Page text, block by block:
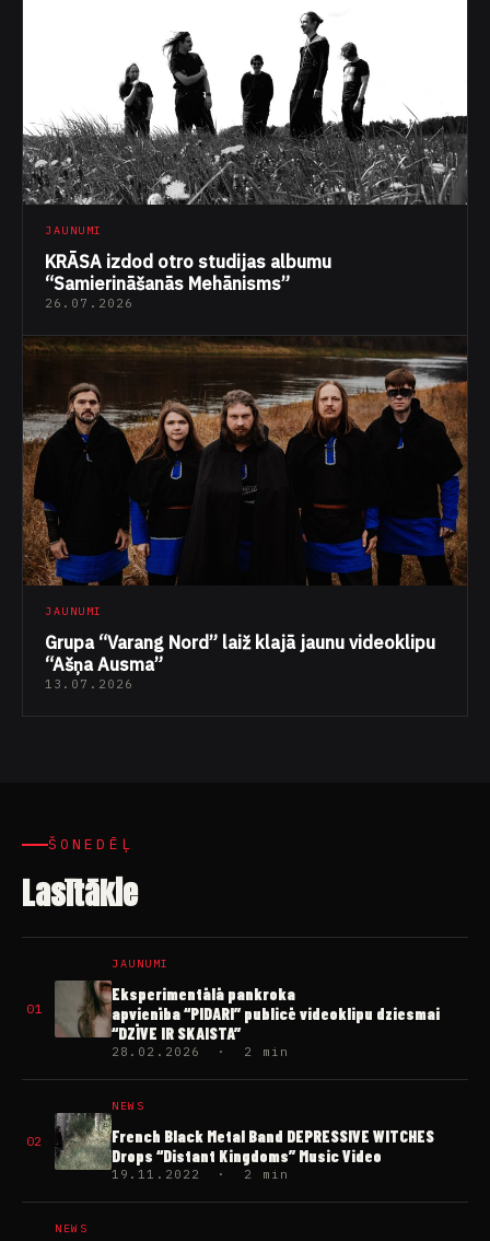
JAUNUMI
KRĀSA izdod otro studijas albumu
“Samierināšanās Mehānisms”
26.07.2026
JAUNUMI
Grupa “Varang Nord” laiž klajā jaunu videoklipu
“Ašņa Ausma”
13.07.2026
ŠONEDĒĻ
Lasītākie
01
JAUNUMI
Eksperimentālā pankroka
apvienība “PIDARI” publicē videoklipu dziesmai
“DZĪVE IR SKAISTA”
28.02.2026 · 2 min
02
NEWS
French Black Metal Band DEPRESSIVE WITCHES
Drops “Distant Kingdoms” Music Video
19.11.2022 · 2 min
NEWS